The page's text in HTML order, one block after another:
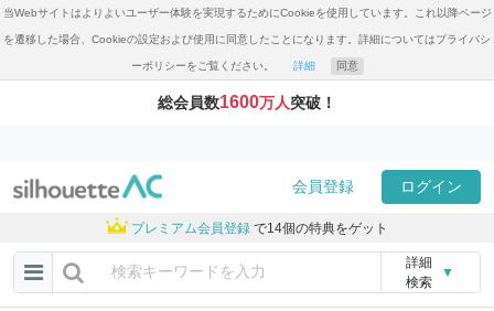
当Webサイトはよりよいユーザー体験を実現するためにCookieを使用しています。これ以降ページ
を遷移した場合、Cookieの設定および使用に同意したことになります。詳細についてはプライバシ
ーポリシーをご覧ください。 詳細 同意
総会員数1600万人突破！
会員登録 ログイン
プレミアム会員登録 で14個の特典をゲット
詳細
検索
▼